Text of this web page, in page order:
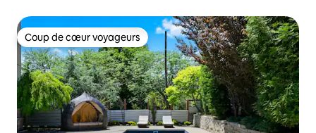
Coup de cœur voyageurs
Coup de cœur voyageurs